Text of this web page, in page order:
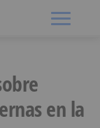
en la